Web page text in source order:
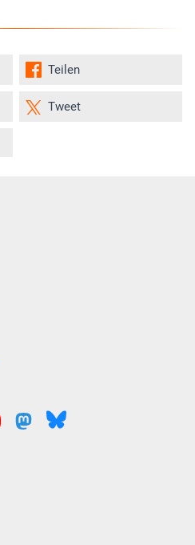
Teilen
Tweet